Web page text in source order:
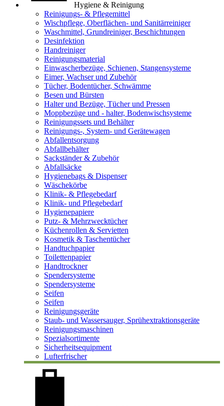
Hygiene & Reinigung
Reinigungs- & Pflegemittel
Wischpflege, Oberflächen- und Sanitärreiniger
Waschmittel, Grundreiniger, Beschichtungen
Desinfektion
Handreiniger
Reinigungsmaterial
Einwascherbezüge, Schienen, Stangensysteme
Eimer, Wachser und Zubehör
Tücher, Bodentücher, Schwämme
Besen und Bürsten
Halter und Bezüge, Tücher und Pressen
Moppbezüge und - halter, Bodenwischsysteme
Reinigungssets und Behälter
Reinigungs-, System- und Gerätewagen
Abfallentsorgung
Abfallbehälter
Sackständer & Zubehör
Abfallsäcke
Hygienebags & Dispenser
Wäschekörbe
Klinik- & Pflegebedarf
Klinik- und Pflegebedarf
Hygienepapiere
Putz- & Mehrzwecktücher
Küchenrollen & Servietten
Kosmetik & Taschentücher
Handtuchpapier
Toilettenpapier
Handtrockner
Spendersysteme
Spendersysteme
Seifen
Seifen
Reinigungsgeräte
Staub- und Wassersauger, Sprühextraktionsgeräte
Reinigungsmaschinen
Spezialsortimente
Sicherheitsequipment
Lufterfrischer